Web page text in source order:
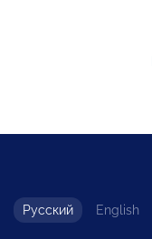
Русский English